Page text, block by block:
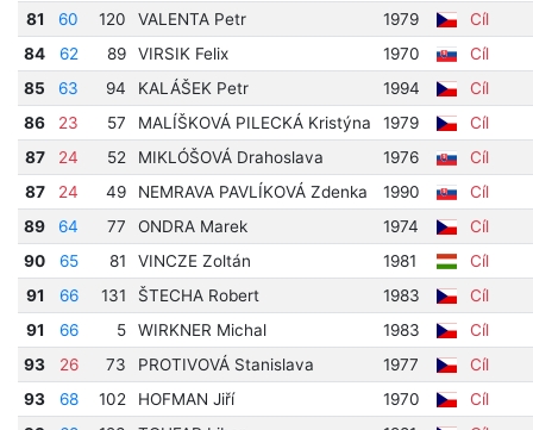
81
60 120 VALENTA Petr 1979
Cíl
84
62 89 VIRSIK Felix 1970
Cíl
85
63 94 KALÁŠEK Petr 1994
Cíl
86
23 57 MALÍŠKOVÁ PILECKÁ Kristýna 1979
Cíl
87
24 52 MIKLÓŠOVÁ Drahoslava 1976
Cíl
87
24 49 NEMRAVA PAVLÍKOVÁ Zdenka 1990
Cíl
89
64 77 ONDRA Marek 1974
Cíl
90
65 81 VINCZE Zoltán 1981
Cíl
91
66 131 ŠTECHA Robert 1983
Cíl
91
66 5 WIRKNER Michal 1983
Cíl
93
26 73 PROTIVOVÁ Stanislava 1977
Cíl
93
68 102 HOFMAN Jiří 1970
Cíl